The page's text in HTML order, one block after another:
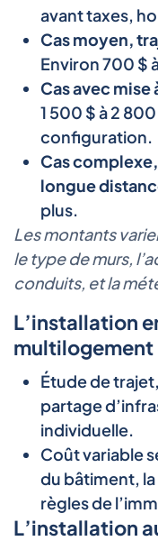
avant taxes,
Cas moyen,
Environ 700 $
Cas avec mise
1 500 $ à 2
configuration.
Cas
longue
plus.
Les montants
le type de murs,
conduits, et la
L’installation
multilogement
Étude de
partage
individuelle.
Coût variable
du bâtiment,
règles de
L’installation